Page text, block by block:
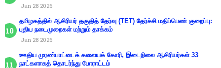
Jan 28 2026
தமிழகத்தில் ஆசிரியர் தகுதித் தேர்வு (TET) தேர்ச்சி மதிப்பெண் குறைப்பு:
புதிய நடைமுறைகள் மற்றும் தாக்கம்
Jan 28 2026
ஊதிய முரண்பாட்டைக் களையக் கோரி, இடைநிலை ஆசிரியர்கள் 33
நாட்களாகத் தொடர்ந்து போராட்டம்